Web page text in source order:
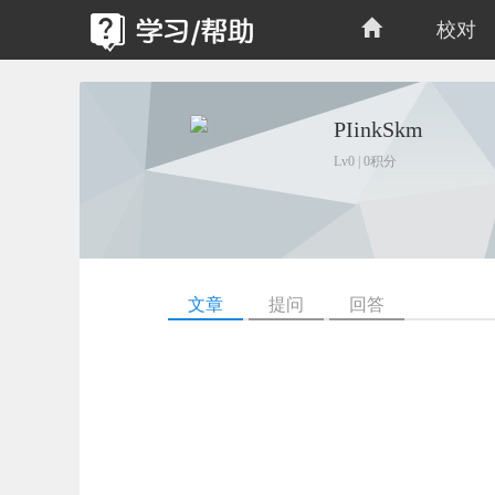
校对
PIinkSkm
Lv0 | 0积分
文章 提问 回答